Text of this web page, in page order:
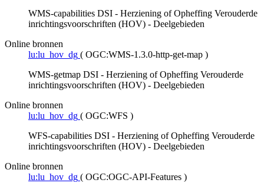
WMS-capabilities DSI - Herziening of Opheffing Verouderde
inrichtingsvoorschriften (HOV) - Deelgebieden
Online bronnen
lu:lu_hov_dg ( OGC:WMS-1.3.0-http-get-map )
WMS-getmap DSI - Herziening of Opheffing Verouderde
inrichtingsvoorschriften (HOV) - Deelgebieden
Online bronnen
lu:lu_hov_dg ( OGC:WFS )
WFS-capabilities DSI - Herziening of Opheffing Verouderde
inrichtingsvoorschriften (HOV) - Deelgebieden
Online bronnen
lu:lu_hov_dg ( OGC:OGC-API-Features )